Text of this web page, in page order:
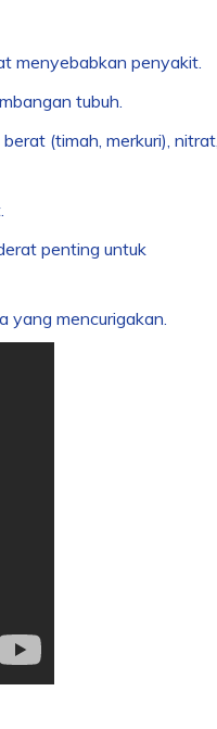
menyebabkan penyakit.
tubuh.
(timah, merkuri), nitrat,
penting untuk
yang mencurigakan.